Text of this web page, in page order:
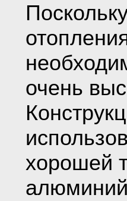
очень
хорошей